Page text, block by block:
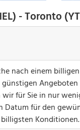
- Toronto
nach einem
für Sie in nur
Datum für den